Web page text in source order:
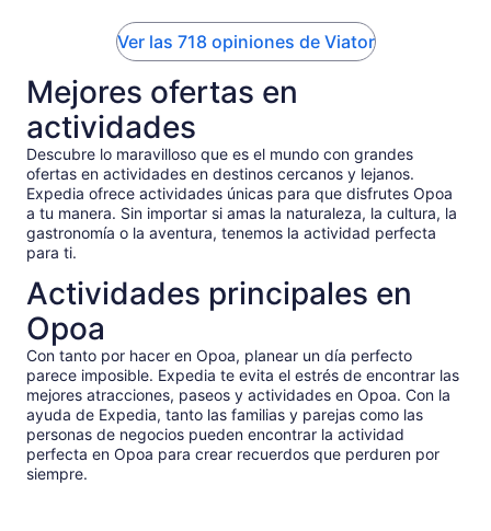
Ver las 718 opiniones de Viator
Mejores ofertas en
actividades
Descubre lo maravilloso que es el mundo con grandes
ofertas en actividades en destinos cercanos y lejanos.
Expedia ofrece actividades únicas para que disfrutes Opoa
a tu manera. Sin importar si amas la naturaleza, la cultura, la
gastronomía o la aventura, tenemos la actividad perfecta
para ti.
Actividades principales en
Opoa
Con tanto por hacer en Opoa, planear un día perfecto
parece imposible. Expedia te evita el estrés de encontrar las
mejores atracciones, paseos y actividades en Opoa. Con la
ayuda de Expedia, tanto las familias y parejas como las
personas de negocios pueden encontrar la actividad
perfecta en Opoa para crear recuerdos que perduren por
siempre.